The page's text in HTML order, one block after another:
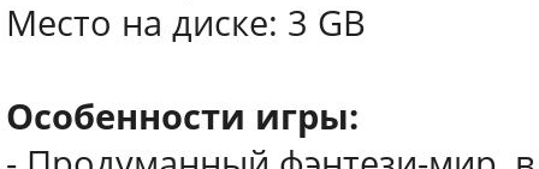
Место на диске: 3 GB
Особенности игры: